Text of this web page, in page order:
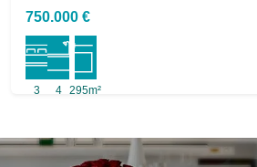
750.000 €
3 4 295m²